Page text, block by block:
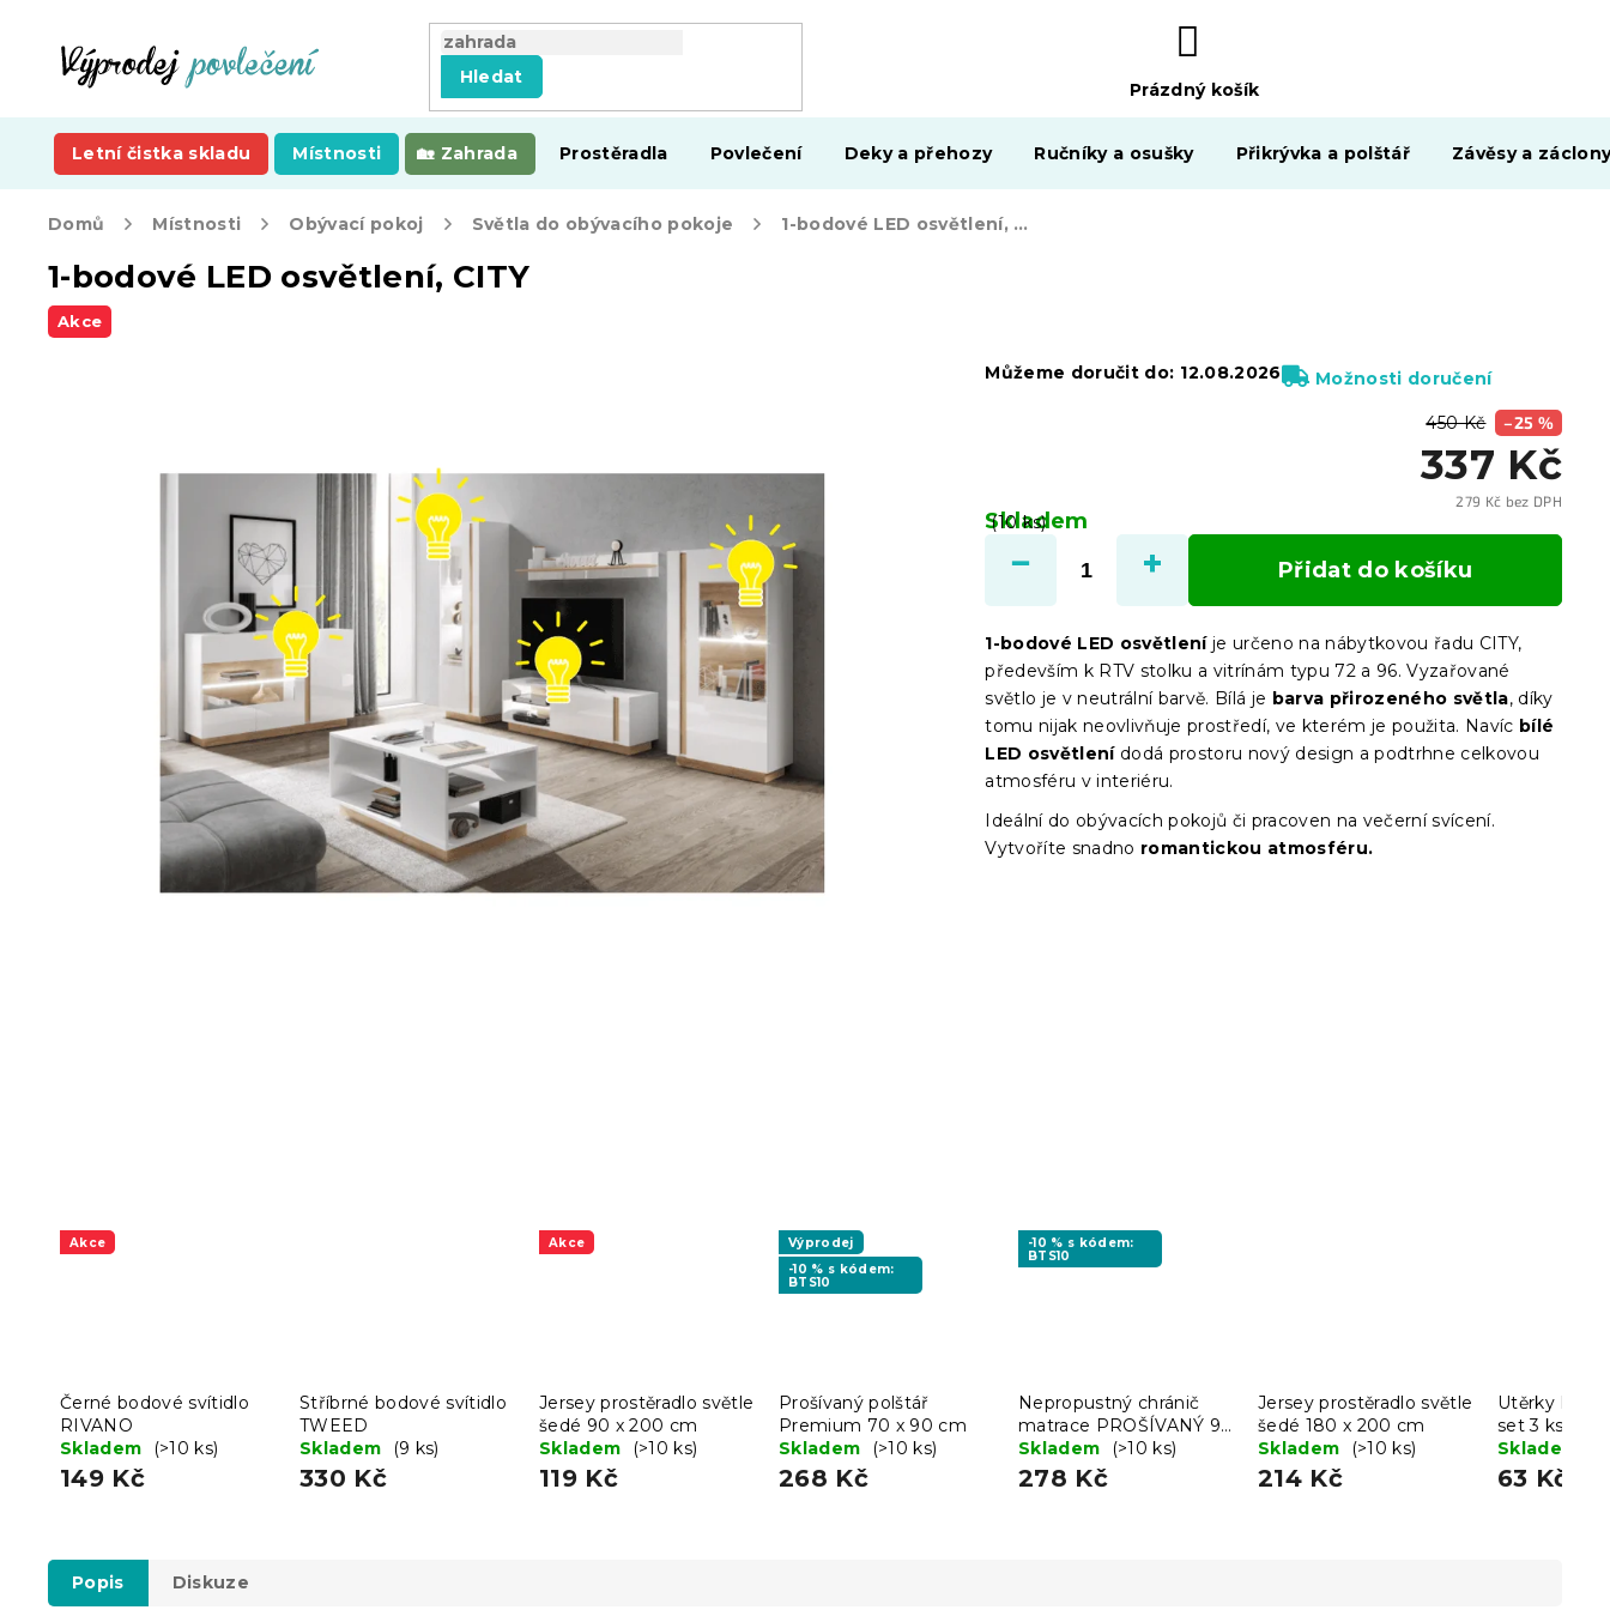
Hledat
NÁKUPNÍ
KOŠÍK
Prázdný košík
Letní čistka skladu Místnosti Zahrada Prostěradla Povlečení Deky a přehozy Ručníky a osušky Přikrývka a polštář Závěsy a
Domů Místnosti Obývací pokoj Světla do obývacího pokoje 1-bodové LED osvětlení, CITY
1-bodové LED osvětlení, CITY
Akce
450 Kč –25 %
337 Kč
279 Kč bez DPH
cena:
Skladem
(10 ks)
Můžeme doručit do: 12.08.2026 Možnosti doručení
Přidat do košíku
1-bodové LED osvětleníje určeno na nábytkovou řadu CITY,
především k RTV stolku a vitrínám typu 72 a 96. Vyzařované
světlo je v neutrální barvě. Bílá je barva přirozeného světla, díky
tomu nijak neovlivňuje prostředí, ve kterém je použita. Navíc bílé
LED osvětlenídodá prostoru nový design a podtrhne celkovou
atmosféru v interiéru.
Ideální do obývacích pokojů či pracoven na večerní svícení.
Vytvoříte snadno romantickou atmosféru.
Akce
Černé bodové svítidlo
RIVANO
Skladem
(>10 ks)
149 Kč
Stříbrné bodové svítidlo
TWEED
Skladem
(9 ks)
330 Kč
Akce
Jersey prostěradlo světle
šedé 90 x 200 cm
Skladem
(>10 ks)
119 Kč
Výprodej
-10 % s kódem:
BTS10
Prošívaný polštář
Premium 70 x 90 cm
Skladem
(>10 ks)
268 Kč
-10 % s kódem:
BTS10
Nepropustný chránič
matrace PROŠÍVANÝ 90
x 200 cm
Skladem (>10 ks)
278 Kč
Jersey prostěradlo světle
šedé 180 x 200 cm
Skladem
(>10 ks)
214 Kč
Utěrky
set 3 ks -
Skladem
63 Kč
Popis Diskuze